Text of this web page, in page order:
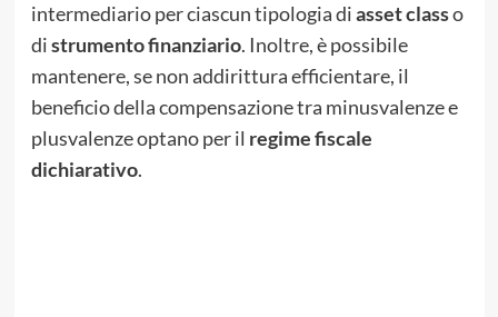
intermediario per ciascun tipologia diasset classo
distrumento finanziario. Inoltre, è possibile
mantenere, se non addirittura efficientare, il
beneficio della compensazione tra minusvalenze e
plusvalenze optano per il regime fiscale
dichiarativo.